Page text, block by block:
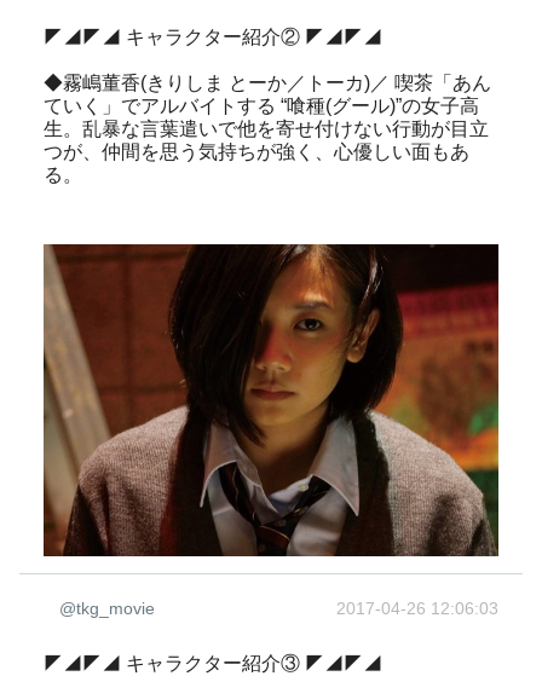
◤◢◤◢ キャラクター紹介② ◤◢◤◢
◆霧嶋董香(きりしま とーか／トーカ)／ 喫茶「あん
ていく」でアルバイトする “喰種(グール)”の女子高
生。乱暴な言葉遣いで他を寄せ付けない行動が目立
つが、仲間を思う気持ちが強く、心優しい面もあ
る。
@tkg_movie 2017-04-26 12:06:03
◤◢◤◢ キャラクター紹介③ ◤◢◤◢